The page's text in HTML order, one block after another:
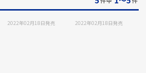
2022年02月18日発売 2022年02月18日発売